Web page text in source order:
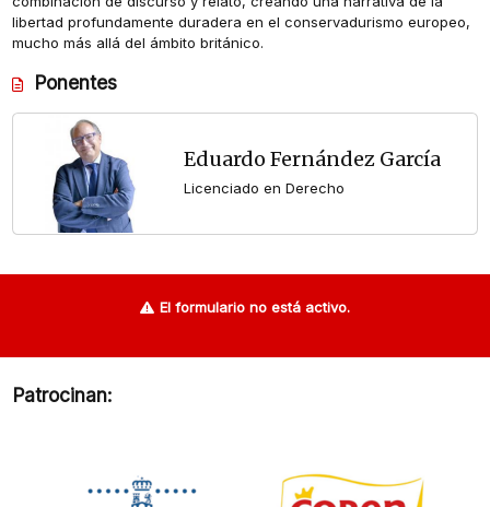
libertad profundamente duradera en el conservadurismo europeo,
mucho más allá del ámbito británico.
Ponentes
Eduardo Fernández García
Licenciado en Derecho
El formulario no está activo.
Patrocinan: